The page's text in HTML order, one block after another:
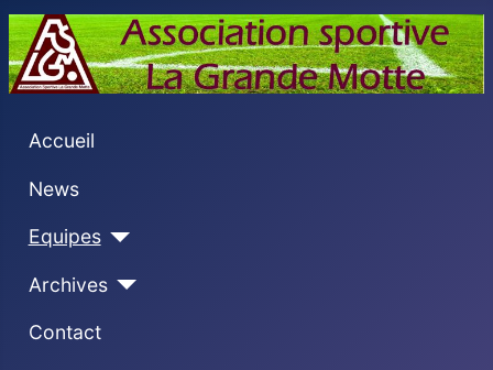
Accueil
News
Equipes
Archives
Contact